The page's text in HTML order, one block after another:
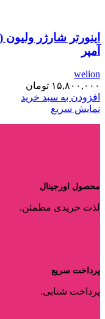
آمپر
welion
۱۵,۸۰۰,۰۰۰ تومان
افزودن به سبد خرید
نمایش سریع
محصول اورجینال
لذت خریدی مطمئن.
پرداخت سریع
پرداخت شتابی.